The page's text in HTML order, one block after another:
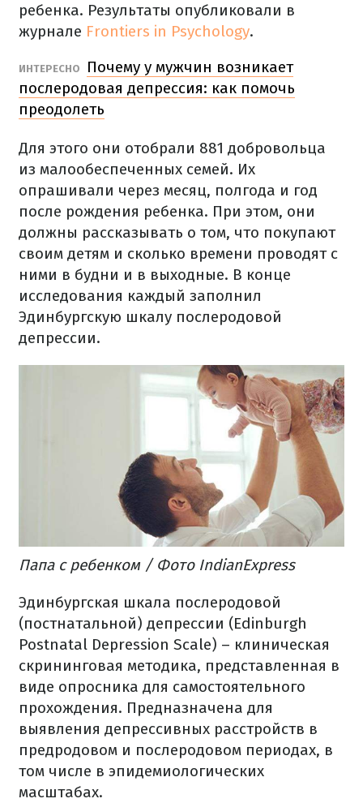
ребенка. Результаты опубликовали в
журнале Frontiers in Psychology.
ИНТЕРЕСНО
Почему у мужчин возникает
послеродовая депрессия: как помочь
преодолеть
Для этого они отобрали 881 добровольца
из малообеспеченных семей. Их
опрашивали через месяц, полгода и год
после рождения ребенка. При этом, они
должны рассказывать о том, что покупают
своим детям и сколько времени проводят с
ними в будни и в выходные. В конце
исследования каждый заполнил
Эдинбургскую шкалу послеродовой
депрессии.
Папа с ребенком / Фото IndianExpress
Эдинбургская шкала послеродовой
(постнатальной) депрессии (Edinburgh
Postnatal Depression Scale) – клиническая
скрининговая методика, представленная в
виде опросника для самостоятельного
прохождения. Предназначена для
выявления депрессивных расстройств в
предродовом и послеродовом периодах, в
том числе в эпидемиологических
масштабах.